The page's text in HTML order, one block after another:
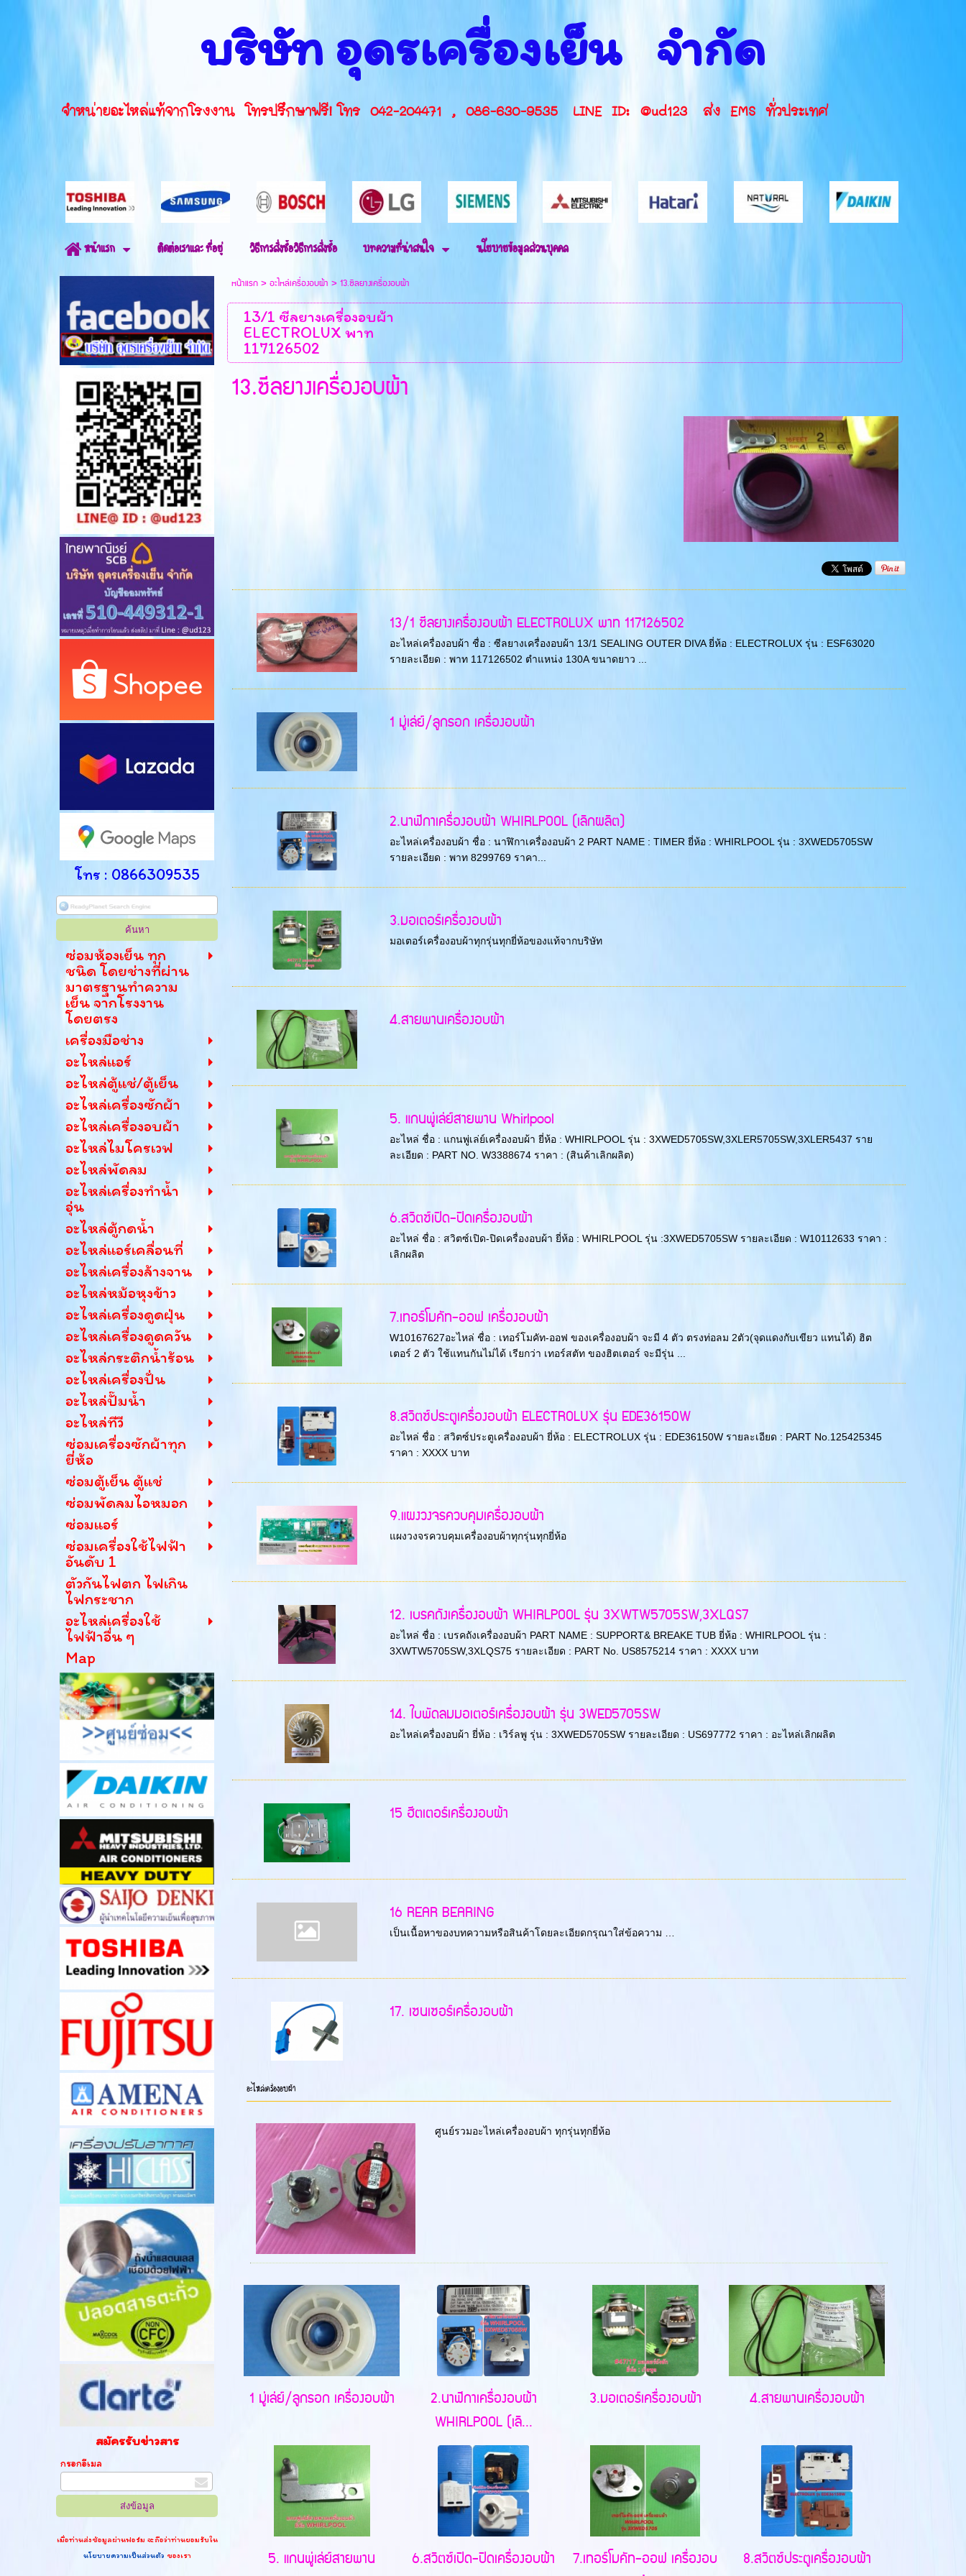
บริษัท อุดรเครื่องเย็น จำกัด
จำหน่ายอะไหล่แท้จากโรงงาน โทรปรึกษาฟรี! โทร 042-204471 , 086-630-9535 LINE ID: @ud123 ส่ง EMS ทั่วประเทศ
หน้าแรก ติดต่อเราและ ที่อยู่ วิธีการสั่งซื้อวิธีการสั่งซื้อ บทความที่น่าสนใจ นโยบายข้อมูลส่วนบุคคล
โทร : 0866309535
ซ่อมห้องเย็น ทุก
ชนิด โดยช่างที่ผ่าน
มาตรฐานทำความ
เย็น จากโรงงาน
โดยตรง
เครื่องมือช่าง
อะไหล่แอร์
อะไหล่ตู้แช่/ตู้เย็น
อะไหล่เครื่องซักผ้า
อะไหล่เครื่องอบผ้า
อะไหล่ไมโครเวฟ
อะไหล่พัดลม
อะไหล่เครื่องทำน้ำ
อุ่น
อะไหล่ตู้กดน้ำ
อะไหล่แอร์เคลื่อนที่
อะไหล่เครื่องล้างจาน
อะไหล่หม้อหุงข้าว
อะไหล่เครื่องดูดฝุ่น
อะไหล่เครื่องดูดควัน
อะไหล่กระติกน้ำร้อน
อะไหล่เครื่องปั่น
อะไหล่ปั๊มน้ำ
อะไหล่ทีวี
ซ่อมเครื่องซักผ้าทุก
ยี่ห้อ
ซ่อมตู้เย็น ตู้แช่
ซ่อมพัดลมไอหมอก
ซ่อมแอร์
ซ่อมเครื่องใช้ไฟฟ้า
อันดับ 1
ตัวกันไฟตก ไฟเกิน
ไฟกระชาก
อะไหล่เครื่องใช้
ไฟฟ้าอื่น ๆ
Map
สมัครรับข่าวสาร
กรอกอีเมล
เมื่อท่านส่งข้อมูลผ่านฟอร์ม จะถือว่าท่านยอมรับใน
นโยบายความเป็นส่วนตัว ของเรา
หน้าแรก>อะไหล่เครื่องอบผ้า >13.ซีลยางเครื่องอบผ้า
13/1 ซีลยางเครื่องอบผ้า
ELECTROLUX พาท
117126502
13.ซีลยางเครื่องอบผ้า
13/1 ซีลยางเครื่องอบผ้า ELECTROLUX พาท 117126502
อะไหล่เครื่องอบผ้า ชื่อ : ซีลยางเครื่องอบผ้า 13/1 SEALING OUTER DIVA ยี่ห้อ : ELECTROLUX รุ่น : ESF63020
รายละเอียด : พาท 117126502 ตำแหน่ง 130A ขนาดยาว ...
1 มู่เล่ย์/ลูกรอก เครื่องอบผ้า
2.นาฬิกาเครื่องอบผ้า WHIRLPOOL (เลิกผลิต)
อะไหล่เครื่องอบผ้า ชื่อ : นาฬิกาเครื่องอบผ้า 2 PART NAME : TIMER ยี่ห้อ : WHIRLPOOL รุ่น : 3XWED5705SW
รายละเอียด : พาท 8299769 ราคา...
3.มอเตอร์เครื่องอบผ้า
มอเตอร์เครื่องอบผ้าทุกรุ่นทุกยี่ห้อของแท้จากบริษัท
4.สายพานเครื่องอบผ้า
5. แกนพู่เล่ย์สายพาน Whirlpool
อะไหล่ ชื่อ : แกนพู่เล่ย์เครื่องอบผ้า ยี่ห้อ : WHIRLPOOL รุ่น : 3XWED5705SW,3XLER5705SW,3XLER5437 ราย
ละเอียด : PART NO. W3388674 ราคา : (สินค้าเลิกผลิต)
6.สวิตซ์เปิด-ปิดเครื่องอบผ้า
อะไหล่ ชื่อ : สวิตซ์เปิด-ปิดเครื่องอบผ้า ยี่ห้อ : WHIRLPOOL รุ่น :3XWED5705SW รายละเอียด : W10112633 ราคา :
เลิกผลิต
7.เทอร์โมคัท-ออฟ เครื่องอบผ้า
W10167627อะไหล่ ชื่อ : เทอร์โมคัท-ออฟ ของเครื่องอบผ้า จะมี 4 ตัว ตรงท่อลม 2ตัว(จุดแดงกับเขียว แทนได้) ฮิต
เตอร์ 2 ตัว ใช้แทนกันไม่ได้ เรียกว่า เทอร์สตัท ของฮิตเตอร์ จะมีรุ่น ...
8.สวิตซ์ประตูเครื่องอบผ้า ELECTROLUX รุ่น EDE36150W
อะไหล่ ชื่อ : สวิตซ์ประตูเครื่องอบผ้า ยี่ห้อ : ELECTROLUX รุ่น : EDE36150W รายละเอียด : PART No.125425345
ราคา : XXXX บาท
9.แผงวงจรควบคุมเครื่องอบผ้า
แผงวงจรควบคุมเครื่องอบผ้าทุกรุ่นทุกยี่ห้อ
12. เบรคถังเครื่องอบผ้า WHIRLPOOL รุ่น 3XWTW5705SW,3XLQS7
อะไหล่ ชื่อ : เบรคถังเครื่องอบผ้า PART NAME : SUPPORT& BREAKE TUB ยี่ห้อ : WHIRLPOOL รุ่น :
3XWTW5705SW,3XLQS75 รายละเอียด : PART No. US8575214 ราคา : XXXX บาท
14. ใบพัดลมมอเตอร์เครื่องอบผ้า รุ่น 3WED5705SW
อะไหล่เครื่องอบผ้า ยี่ห้อ : เวิร์ลพู รุ่น : 3XWED5705SW รายละเอียด : US697772 ราคา : อะไหล่เลิกผลิต
15 ฮีตเตอร์เครื่องอบผ้า
16 REAR BEARING
เป็นเนื้อหาของบทความหรือสินค้าโดยละเอียดกรุณาใส่ข้อความ …
17. เซนเซอร์เครื่องอบผ้า
อะไหล่เครื่องอบผ้า
ศูนย์รวมอะไหล่เครื่องอบผ้า ทุกรุ่นทุกยี่ห้อ
1 มู่เล่ย์/ลูกรอก เครื่องอบผ้า
2.นาฬิกาเครื่องอบผ้า
WHIRLPOOL (เลิ...
3.มอเตอร์เครื่องอบผ้า 4.สายพานเครื่องอบผ้า
5. แกนพู่เล่ย์สายพาน
6.สวิตซ์เปิด-ปิดเครื่องอบผ้า
7.เทอร์โมคัท-ออฟ เครื่องอบ
8.สวิตซ์ประตูเครื่องอบผ้า